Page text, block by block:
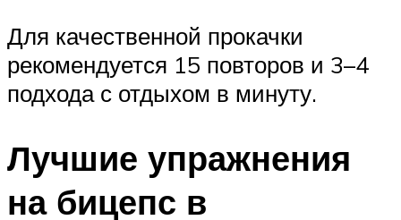
Для качественной прокачки
рекомендуется 15 повторов и 3–4
подхода с отдыхом в минуту.
Лучшие упражнения
на бицепс в